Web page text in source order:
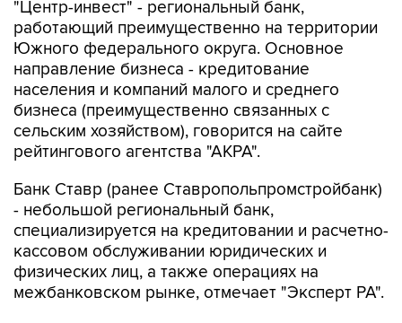
Южного федерального округа. Основное
направление бизнеса - кредитование
населения и компаний малого и среднего
бизнеса (преимущественно связанных с
сельским хозяйством), говорится на сайте
рейтингового агентства "АКРА".
Банк Ставр (ранее Ставропольпромстройбанк)
специализируется на кредитовании и расчетно-
кассовом обслуживании юридических и
физических лиц, а также операциях на
межбанковском рынке, отмечает "Эксперт РА".
Телепорт банк - небольшой московский банк с